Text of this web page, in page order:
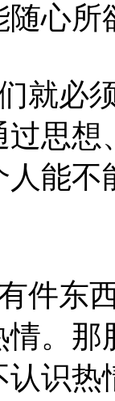
随心所
必须
过思想
人能
东西
情。那
认识热